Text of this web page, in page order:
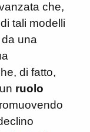
che,
tali modelli
una
di fatto,
ruolo